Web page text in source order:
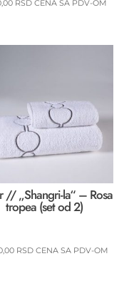
RSD CENA SA PDV-OM
// „Shangri-la“ – Rosa
tropea (set od 2)
RSD CENA SA PDV-OM